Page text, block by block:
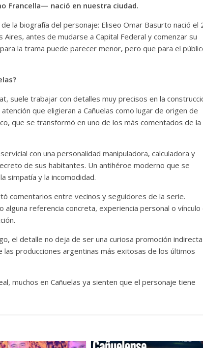
Francella— nació en nuestra ciudad.
la biografía del personaje: Eliseo Omar Basurto nació el
antes de mudarse a Capital Federal y comenzar su
la trama puede parecer menor, pero que para el
, suele trabajar con detalles muy precisos en la
que eligieran a Cañuelas como lugar de origen de
que se transformó en uno de los más comentados de la
con una personalidad manipuladora, calculadora y
de sus habitantes. Un antihéroe moderno que se
simpatía y la incomodidad.
comentarios entre vecinos y seguidores de la serie.
alguna referencia concreta, experiencia personal o vínculo
el detalle no deja de ser una curiosa promoción indirecta
las producciones argentinas más exitosas de los últimos
muchos en Cañuelas ya sienten que el personaje tiene